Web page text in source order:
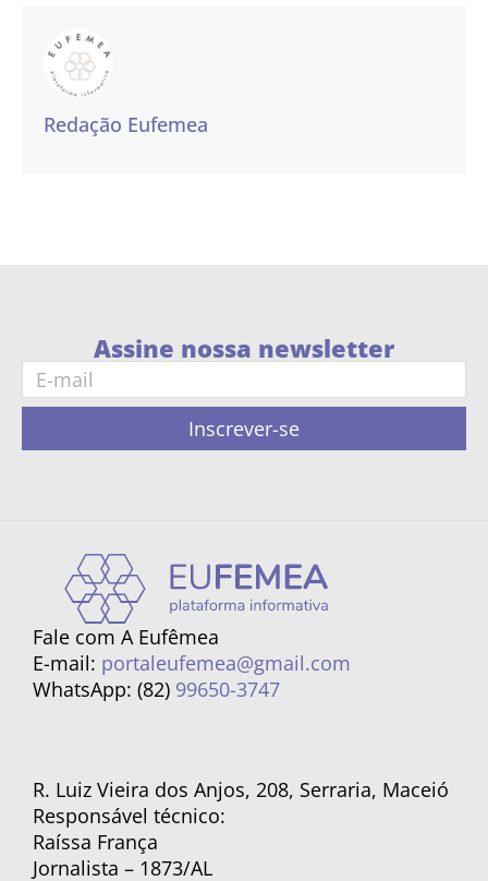
Redação Eufemea
Assine nossa newsletter
Inscrever-se
Fale com A Eufêmea
E-mail: portaleufemea@gmail.com
WhatsApp: (82) 99650-3747
R. Luiz Vieira dos Anjos, 208, Serraria, Maceió
Responsável técnico:
Raíssa França
Jornalista – 1873/AL